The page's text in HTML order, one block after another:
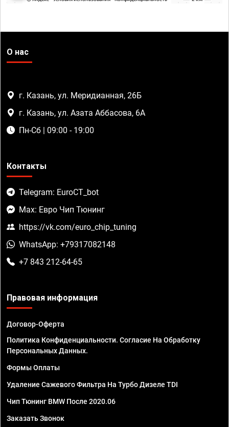
О нас
г. Казань, ул. Меридианная, 26Б
г. Казань, ул. Азата Аббасова, 6А
Пн-Сб | 09:00 - 19:00
Контакты
Telegram: EuroCT_bot
Max: Евро Чип Тюнинг
https://vk.com/euro_chip_tuning
WhatsApp: +79317082148
+7 843 212-64-65
Правовая информация
Договор-Оферта
Политика Конфиденциальности. Согласие На Обработку
Персональных Данных.
Формы Оплаты
Удаление Сажевого Фильтра На Турбо Дизеле TDI
Чип Тюнинг BMW После 2020.06
Заказать Звонок